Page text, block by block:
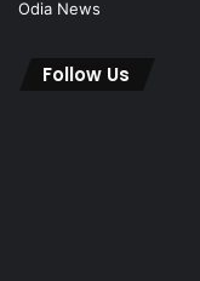
Odia News
Follow Us